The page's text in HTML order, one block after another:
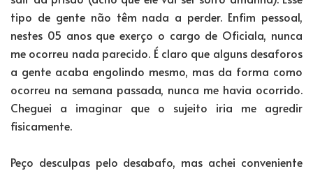
tipo de gente não têm nada a perder. Enfim pessoal,
nestes 05 anos que exerço o cargo de Oficiala, nunca
me ocorreu nada parecido. É claro que alguns desaforos
a gente acaba engolindo mesmo, mas da forma como
ocorreu na semana passada, nunca me havia ocorrido.
Cheguei a imaginar que o sujeito iria me agredir
fisicamente.
Peço desculpas pelo desabafo, mas achei conveniente